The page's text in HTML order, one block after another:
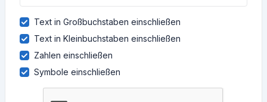
Text in Großbuchstaben einschließen
Text in Kleinbuchstaben einschließen
Zahlen einschließen
Symbole einschließen